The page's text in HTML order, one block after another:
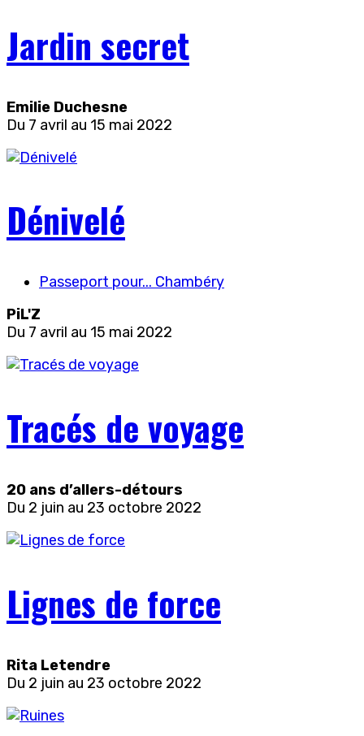
Jardin secret
Emilie Duchesne
Du 7 avril au 15 mai 2022
Dénivelé
Passeport pour... Chambéry
PiL'Z
Du 7 avril au 15 mai 2022
Tracés de voyage
20 ans d’allers-détours
Du 2 juin au 23 octobre 2022
Lignes de force
Rita Letendre
Du 2 juin au 23 octobre 2022